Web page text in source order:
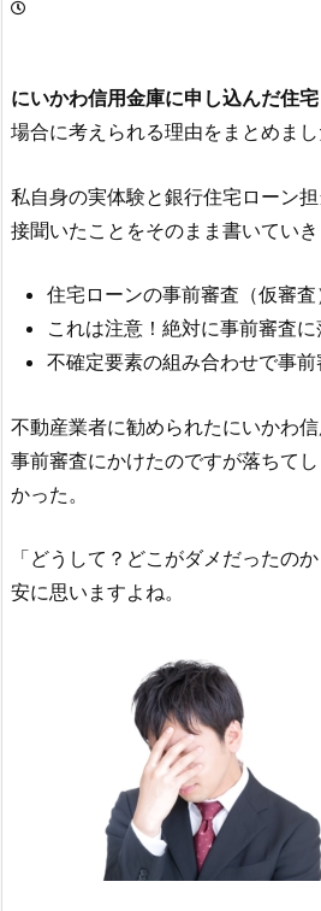
にいかわ信用金庫に申し込んだ住
場合に考えられる理由をまとめまし
私自身の実体験と銀行住宅ローン
接聞いたことをそのまま書いていき
住宅ローンの事前審査（仮審
これは注意！絶対に事前審査
不確定要素の組み合わせで事
不動産業者に勧められたにいかわ
事前審査にかけたのですが落ちて
かった。
「どうして？どこがダメだったの
安に思いますよね。